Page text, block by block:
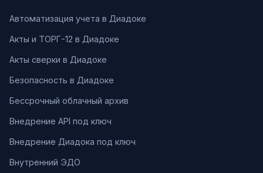
Автоматизация учета в Диадоке
Акты и ТОРГ-12 в Диадоке
Акты сверки в Диадоке
Безопасность в Диадоке
Бессрочный облачный архив
Внедрение API под ключ
Внедрение Диадока под ключ
Внутренний ЭДО